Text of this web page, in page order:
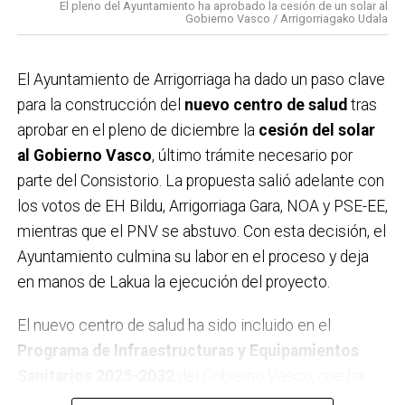
difusión de la campaña. Este respaldo se suma a la
domingo,que ya evidenció el rechazo de buena parte
de la localidad al proyecto ferroviario en su
configuración actual. Con estas acciones, el
Ayuntamiento considera que la postura ciudadana
queda claramente reforzada.
El pleno del Ayuntamiento ha aprobado la cesión de un solar al
Gobierno Vasco / Arrigorriagako Udala
El Ayuntamiento de Arrigorriaga ha dado un paso clave
para la construcción del nuevo centro de salud tras
aprobar en el pleno de diciembre la cesión del solar
al Gobierno Vasco, último trámite necesario por
parte del Consistorio. La propuesta salió adelante con
los votos de EH Bildu, Arrigorriaga Gara, NOA y PSE-EE,
mientras que el PNV se abstuvo. Con esta decisión, el
Ayuntamiento culmina su labor en el proceso y deja
en manos de Lakua la ejecución del proyecto.
El nuevo centro de salud ha sido incluido en el
Programa de Infraestructuras y Equipamientos